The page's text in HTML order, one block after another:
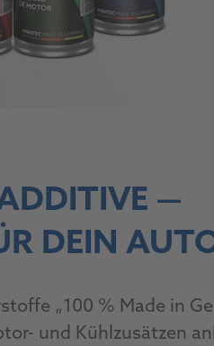
—
DEIN
„100 % Made in
und Kühlzusätzen